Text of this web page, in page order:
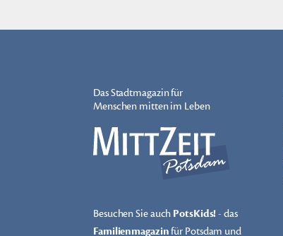
Das Stadtmagazin für
Menschen mitten im Leben
Besuchen Sie auch PotsKids!- das
Familienmagazinfür Potsdam und